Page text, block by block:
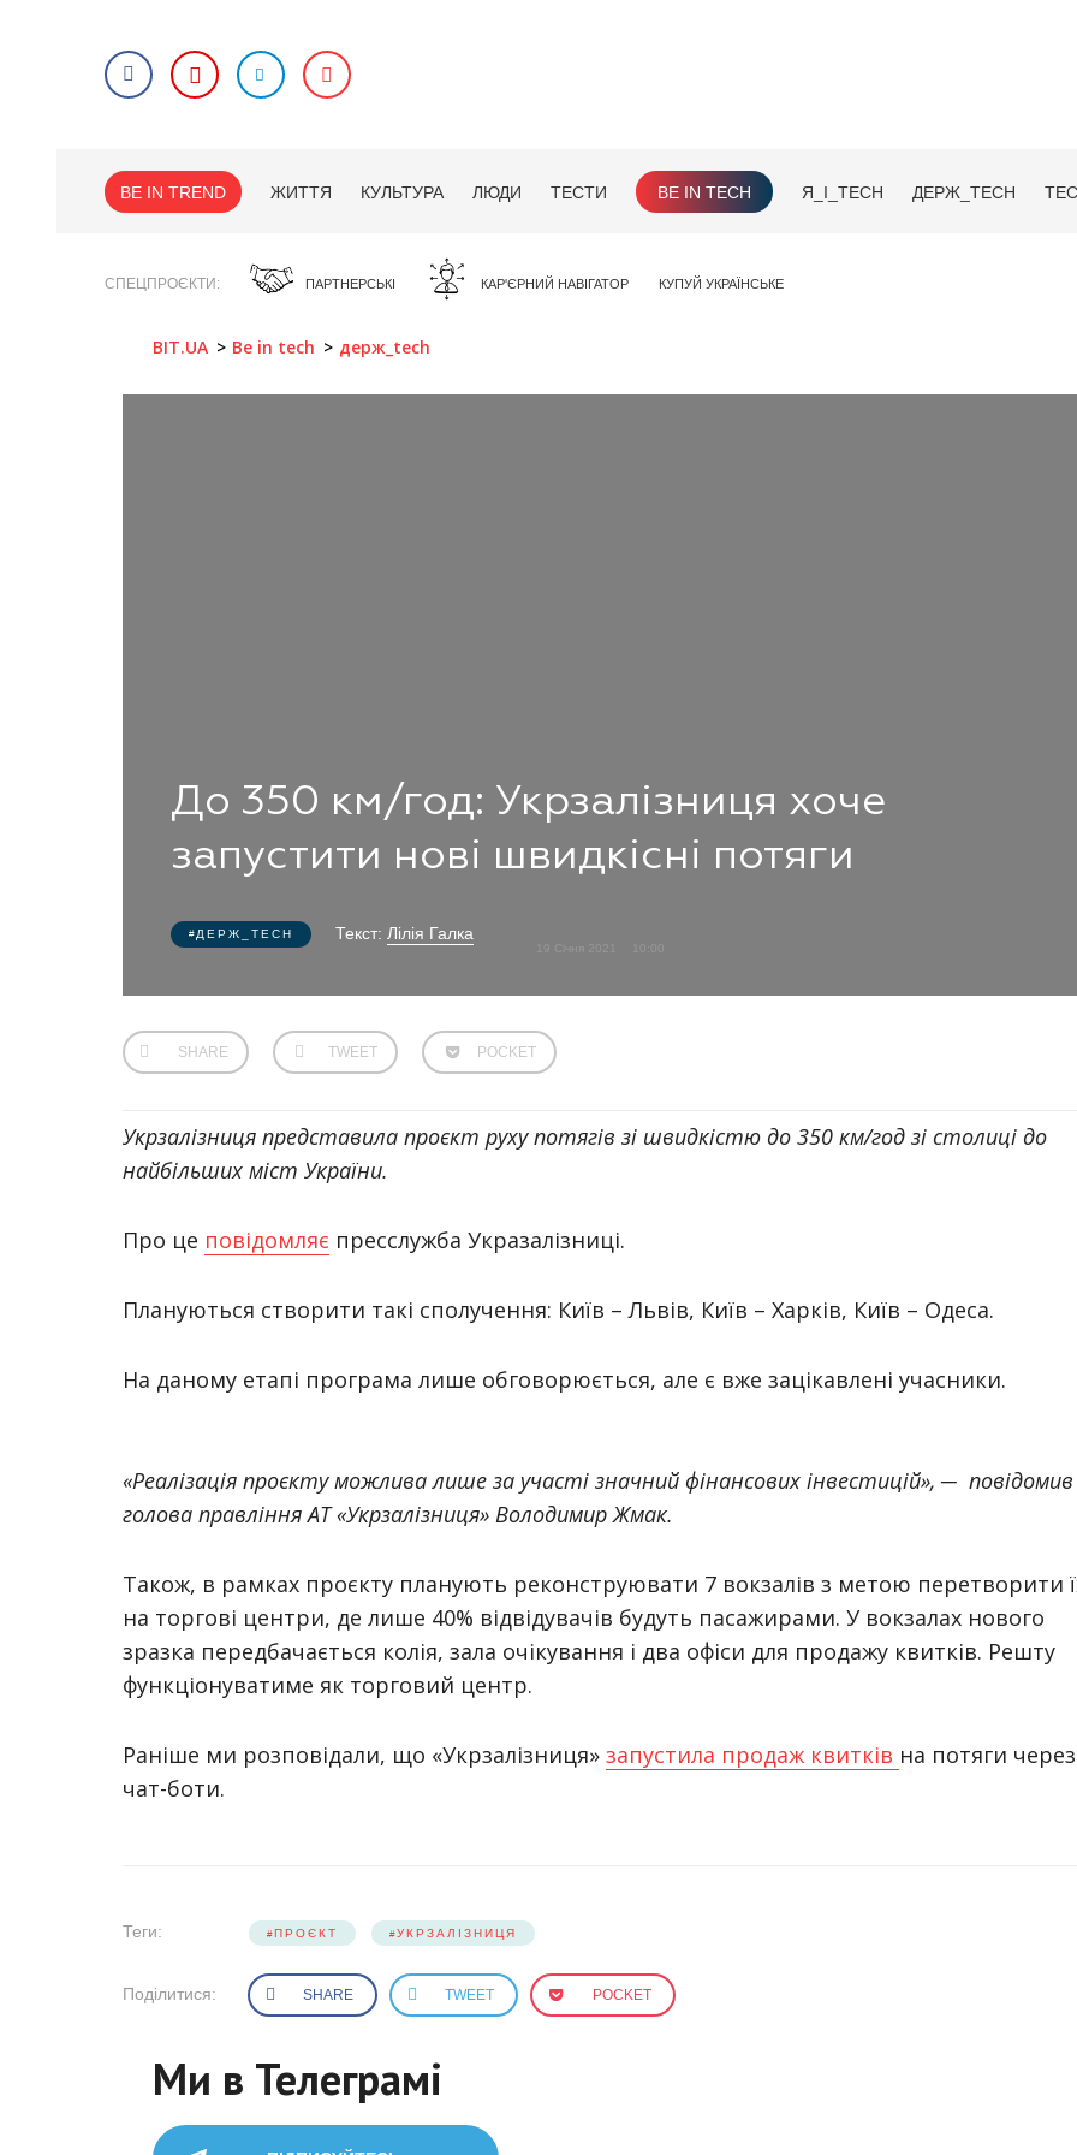
BE IN TREND ЖИТТЯ КУЛЬТУРА ЛЮДИ ТЕСТИ BE IN TECH Я_І_TECH ДЕРЖ_TECH
СПЕЦПРОЄКТИ ПАРТНЕРСЬКІ КАР'ЄРНИЙ НАВІГАТОР КУПУЙ УКРАЇНСЬКЕ
BIT.UA Be in tech держ_tech
До 350 км/год: Укрзалізниця хоче
запустити нові швидкісні потяги
ДЕРЖ_TECH Текст: Лілія Галка
19 Січня 2021
SHARE TWEET POCKET
Укрзалізниця представила проєкт руху потягів зі швидкістю до 350 км/год зі столиці до
найбільших міст України.
Про це повідомляє пресслужба Укразалізниці.
Плануються створити такі сполучення: Київ – Львів, Київ – Харків, Київ – Одеса.
На даному етапі програма лише обговорюється, але є вже зацікавлені учасники.
«Реалізація проєкту можлива лише за участі значний фінансових інвестицій», ─ повідомив
голова правління АТ «Укрзалізниця» Володимир Жмак.
Також, в рамках проєкту планують реконструювати 7 вокзалів з метою перетворити
на торгові центри, де лише 40% відвідувачів будуть пасажирами. У вокзалах нового
зразка передбачається колія, зала очікування і два офіси для продажу квитків. Решту
функціонуватиме як торговий центр.
Раніше ми розповідали, що «Укрзалізниця» запустила продаж квитків на потяги через
чат-боти.
Теги: ПРОЄКТ УКРЗАЛІЗНИЦЯ
Поділитися: SHARE TWEET POCKET
Ми в Телеграмі